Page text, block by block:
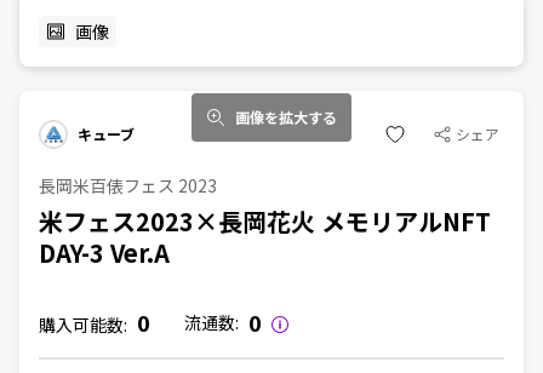
画像を拡大する
画像
キューブ シェア
長岡米百俵フェス 2023
米フェス2023×長岡花火 メモリアルNFT
DAY-3 Ver.A
購入可能数: 0 流通数: 0